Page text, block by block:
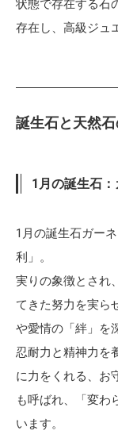
状態で存在する石
存在し、高級ジュ
誕生石と天然
1月の誕生石：
1月の誕生石ガー
利」。
実りの象徴とされ
てきた努力を実ら
や愛情の「絆」を
忍耐力と精神力を
に力をくれる、お
も呼ばれ、「変わ
います。